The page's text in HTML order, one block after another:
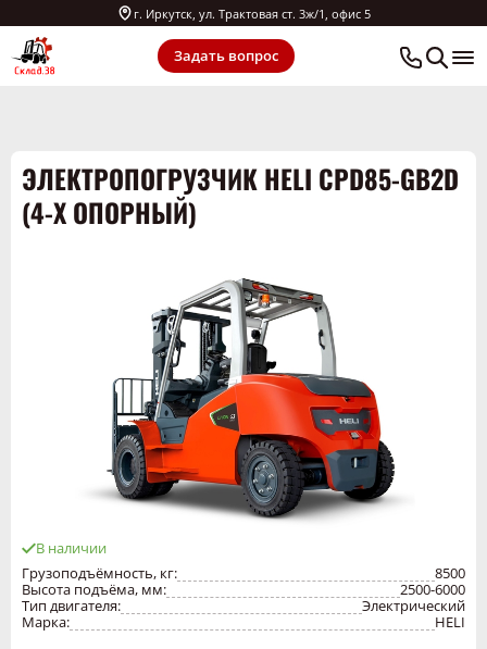
г. Иркутск, ул. Трактовая ст. 3ж/1, офис 5
Задать вопрос
ЭЛЕКТРОПОГРУЗЧИК HELI CPD85-GB2D
(4-Х ОПОРНЫЙ)
В наличии
Грузоподъёмность, кг:
8500
Высота подъёма, мм:
2500-6000
Тип двигателя:
Электрический
Марка:
HELI